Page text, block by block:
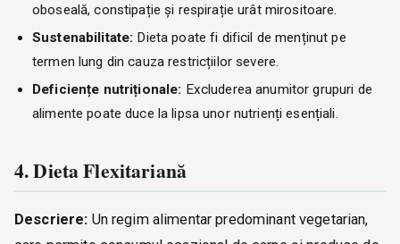
oboseală, constipație și respirație urât mirositoare.
Sustenabilitate: Dieta poate fi dificil de menținut pe
termen lung din cauza restricțiilor severe.
Deficiențe nutriționale: Excluderea anumitor grupuri de
alimente poate duce la lipsa unor nutrienți esențiali.
4. Dieta Flexitariană
Descriere: Un regim alimentar predominant vegetarian,